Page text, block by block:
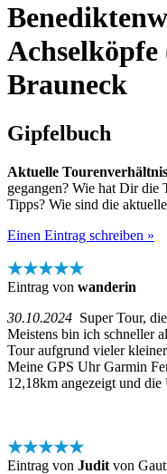
Achselköpfe
Brauneck
Gipfelbuch
Aktuelle
gegangen? Wie hat Dir die
Tipps? Wie sind die
Einen Eintrag schreiben »
★★★★★
Eintrag von wanderin
30.10.2024 Super Tour,
Meistens bin ich schneller
Tour aufgrund vieler
Meine GPS Uhr Garmin
12,18km angezeigt und
★★★★★
Eintrag von Judit von